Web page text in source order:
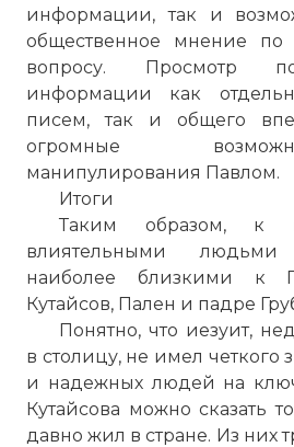
информации, так и
общественное мнение
вопросу. Просмотр
информации как
писем, так и общего
огромные
манипулирования Павлом.
Итоги
Таким образом, к
влиятельными
наиболее близкими к
Кутайсов, Пален и падре
Понятно, что иезуит,
в столицу, не имел четкого
и надежных людей на
Кутайсова можно сказать
давно жил в стране. Из них